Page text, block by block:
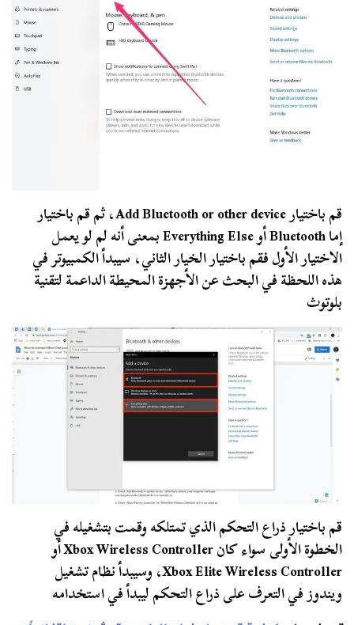
قم باختيار Add Bluetooth or other device، ثم قم باختيار
إما Bluetooth أو Everything Else بمعنى أنه لم لو يعمل
الاختيار الأول فقم باختيار الخيار الثاني، سيبدأ الكمبيوتر في
هذه اللحظة في البحث عن الأجهزة المحيطة الداعمة لتقنية
بلوتوث
قم باختيار ذراع التحكم الذي تمتلكه وقمت بتشغيله في
الخطوة الأولى سواء كان Xbox Wireless Controller أو
Xbox Elite Wireless Controller، وسيبدأ نظام تشغيل
ويندوز في التعرف على ذراع التحكم ليبدأ في استخدامه